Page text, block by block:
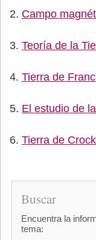
Campo
Teoría de la
Tierra de
El estudio de
Tierra de
Buscar
Encuentra la
tema: